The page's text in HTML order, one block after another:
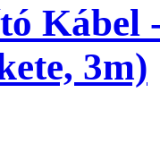
Kábel
3m)